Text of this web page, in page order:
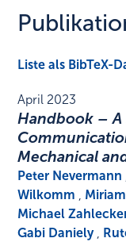
Liste als BibTeX-
April 2023
Handbook – A
Mechanical
Peter Nevermann
Wilkomm ,
Michael
Gabi Daniely,